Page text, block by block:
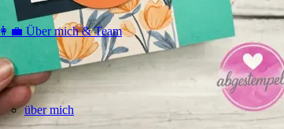
👩‍💼 Über mich & Team
über mich